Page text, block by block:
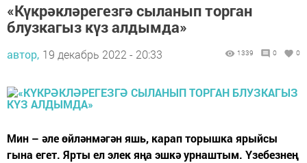
«Күкрәкләрегезгә сыланып торган
блузкагыз күз алдымда»
автор, 19 декабрь 2022 - 20:33 1339 0 0
Мин – әле өйләнмәгән яшь, карап торышка ярыйсы
гына егет. Ярты ел элек яңа эшкә урнаштым. Үзебезнең